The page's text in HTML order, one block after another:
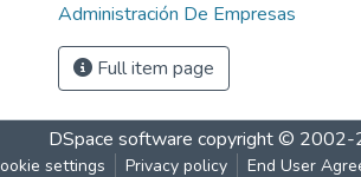
Administración De Empresas
Full item page
DSpace software copyright © 2002-
settings Privacy policy End User